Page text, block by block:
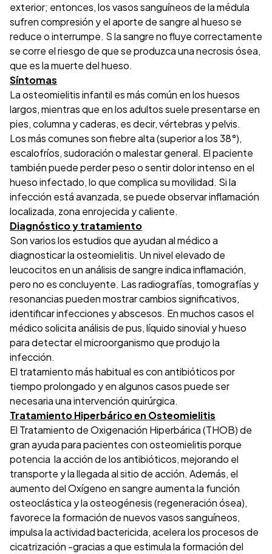
exterior; entonces, los vasos sanguíneos de la médula
sufren compresión y el aporte de sangre al hueso se
reduce o interrumpe. S la sangre no fluye correctamente
se corre el riesgo de que se produzca una necrosis ósea,
que es la muerte del hueso.
Síntomas
La osteomielitis infantil es más común en los huesos
largos, mientras que en los adultos suele presentarse en
pies, columna y caderas, es decir, vértebras y pelvis.
Los más comunes son fiebre alta (superior a los 38°),
escalofríos, sudoración o malestar general. El paciente
también puede perder peso o sentir dolor intenso en el
hueso infectado, lo que complica su movilidad. Si la
infección está avanzada, se puede observar inflamación
localizada, zona enrojecida y caliente.
Diagnóstico y tratamiento
Son varios los estudios que ayudan al médico a
diagnosticar la osteomielitis. Un nivel elevado de
leucocitos en un análisis de sangre indica inflamación,
pero no es concluyente. Las radiografías, tomografías y
resonancias pueden mostrar cambios significativos,
identificar infecciones y abscesos. En muchos casos el
médico solicita análisis de pus, líquido sinovial y hueso
para detectar el microorganismo que produjo la
infección.
El tratamiento más habitual es con antibióticos por
tiempo prolongado y en algunos casos puede ser
necesaria una intervención quirúrgica.
Tratamiento Hiperbárico en Osteomielitis
El Tratamiento de Oxigenación Hiperbárica (THOB) de
gran ayuda para pacientes con osteomielitis porque
potencia la acción de los antibióticos, mejorando el
transporte y la llegada al sitio de acción. Además, el
aumento del Oxígeno en sangre aumenta la función
osteoclástica y la osteogénesis (regeneración ósea),
favorece la formación de nuevos vasos sanguíneos,
impulsa la actividad bactericida, acelera los procesos de
cicatrización -gracias a que estimula la formación del